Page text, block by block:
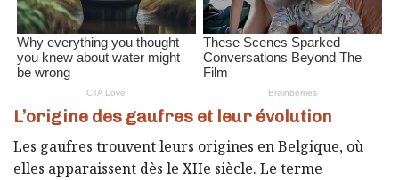
L’origine des gaufres et leur évolution
Les gaufres trouvent leurs origines en Belgique, où
elles apparaissent dès le XIIe siècle. Le terme